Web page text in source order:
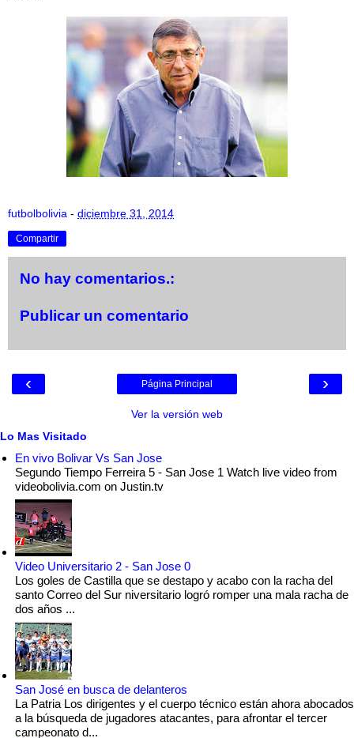
futbolbolivia - diciembre 31, 2014
Compartir
No hay comentarios.:
Publicar un comentario
‹ ›
Página Principal
Ver la versión web
Lo Mas Visitado
En vivo Bolivar Vs San Jose
Segundo Tiempo Ferreira 5 - San Jose 1 Watch live video from
videobolivia.com on Justin.tv
Video Universitario 2 - San Jose 0
Los goles de Castilla que se destapo y acabo con la racha del
santo Correo del Sur niversitario logró romper una mala racha de
dos años ...
San José en busca de delanteros
La Patria Los dirigentes y el cuerpo técnico están ahora abocados
a la búsqueda de jugadores atacantes, para afrontar el tercer
campeonato d...